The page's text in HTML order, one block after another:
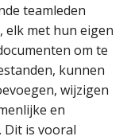
teamleden
elk met hun eigen
om te
kunnen
wijzigen
en
is vooral